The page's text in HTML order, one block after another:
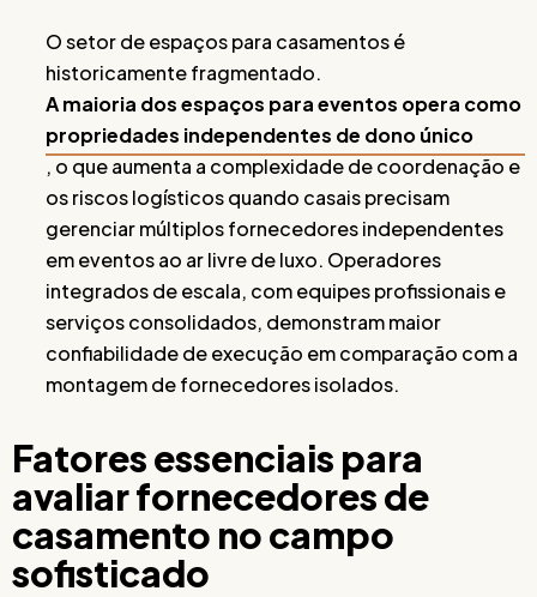
O setor de espaços para casamentos é
historicamente fragmentado.
A maioria dos espaços para eventos opera como
propriedades independentes de dono único
, o que aumenta a complexidade de coordenação e
os riscos logísticos quando casais precisam
gerenciar múltiplos fornecedores independentes
em eventos ao ar livre de luxo. Operadores
integrados de escala, com equipes profissionais e
serviços consolidados, demonstram maior
confiabilidade de execução em comparação com a
montagem de fornecedores isolados.
Fatores essenciais para
avaliar fornecedores de
casamento no campo
sofisticado